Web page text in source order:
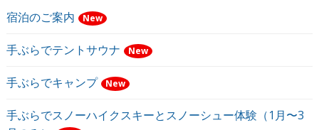
宿泊のご案内
New
手ぶらでテントサウナ New
手ぶらでキャンプ New
手ぶらでスノーハイクスキーとスノーシュー体験（1月〜3